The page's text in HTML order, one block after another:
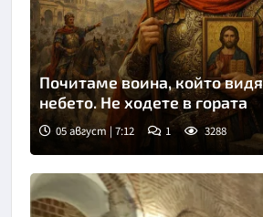
Почитаме воина, който
небето. Не ходете в гората
05 август | 7:12 1 3288